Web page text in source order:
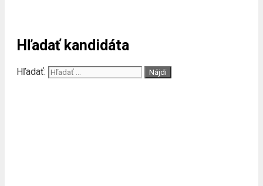
Hľadať kandidáta
Hľadať: